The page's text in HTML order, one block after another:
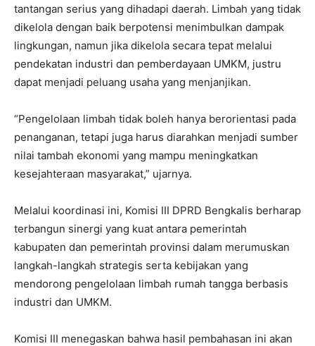
tantangan serius yang dihadapi daerah. Limbah yang tidak
dikelola dengan baik berpotensi menimbulkan dampak
lingkungan, namun jika dikelola secara tepat melalui
pendekatan industri dan pemberdayaan UMKM, justru
dapat menjadi peluang usaha yang menjanjikan.
“Pengelolaan limbah tidak boleh hanya berorientasi pada
penanganan, tetapi juga harus diarahkan menjadi sumber
nilai tambah ekonomi yang mampu meningkatkan
kesejahteraan masyarakat,” ujarnya.
Melalui koordinasi ini, Komisi III DPRD Bengkalis berharap
terbangun sinergi yang kuat antara pemerintah
kabupaten dan pemerintah provinsi dalam merumuskan
langkah-langkah strategis serta kebijakan yang
mendorong pengelolaan limbah rumah tangga berbasis
industri dan UMKM.
Komisi III menegaskan bahwa hasil pembahasan ini akan